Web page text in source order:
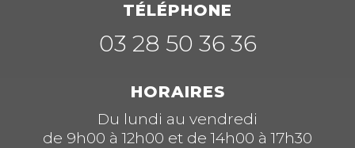
TÉLÉPHONE
03 28 50 36 36
HORAIRES
Du lundi au vendredi
de 9h00 à 12h00 et de 14h00 à 17h30